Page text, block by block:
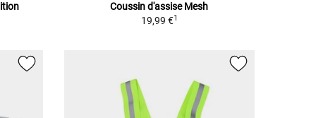
Coussin d'assise Mesh
19,99 €1